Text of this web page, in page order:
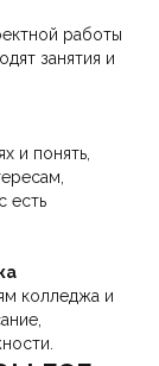
работы
занятия и
и понять,
есть
колледжа и